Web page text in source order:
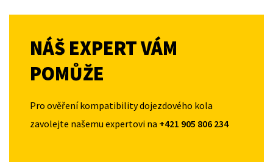
NÁŠ EXPERT VÁM
POMŮŽE
Pro ověření kompatibility dojezdového kola
zavolejte našemu expertovi na +421 905 806 234